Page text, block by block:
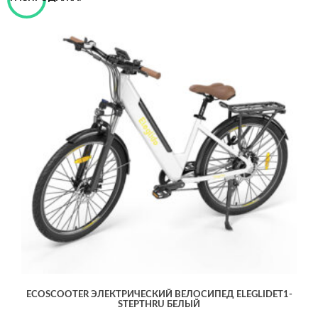
ECOSCOOTER ЭЛЕКТРИЧЕСКИЙ ВЕЛОСИПЕД ELEGLIDET1-
STEPTHRU БЕЛЫЙ